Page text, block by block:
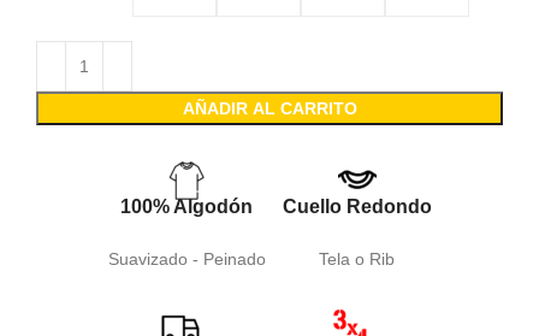
AÑADIR AL CARRITO
100% Algodón
Suavizado - Peinado
Cuello Redondo
Tela o Rib